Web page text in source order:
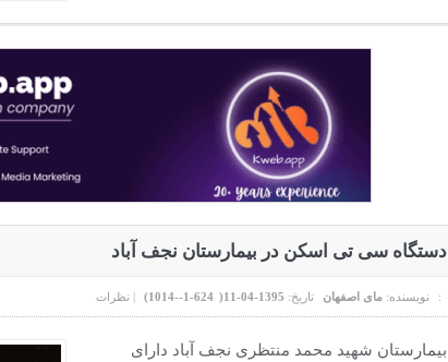
دستگاه سی تی اسکن در بیمارستان نجف آباد
نویسنده: مای اصفهان تاریخ: 1395-04-11(
624-1--1014
)
| نظرات :
بیمارستان شهید محمد منتظری نجف آباد دارای